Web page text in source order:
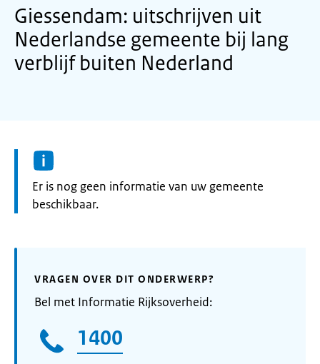
Giessendam: uitschrijven uit
Nederlandse gemeente bij lang
verblijf buiten Nederland
Informatie:
Er is nog geen informatie van uw gemeente
beschikbaar.
VRAGEN OVER DIT ONDERWERP?
Bel met Informatie Rijksoverheid:
1400